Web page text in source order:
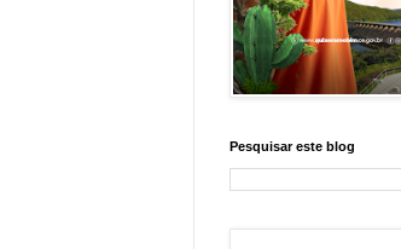
Pesquisar este blog